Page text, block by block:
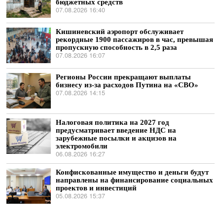
07.08.2026 16:40
Кишиневский аэропорт обслуживает
рекордные 1900 пассажиров в час, превышая
пропускную способность в 2,5 раза
07.08.2026 16:07
Регионы России прекращают выплаты
бизнесу из-за расходов Путина на «СВО»
07.08.2026 14:15
Налоговая политика на 2027 год
предусматривает введение НДС на
зарубежные посылки и акцизов на
электромобили
06.08.2026 16:27
Конфискованные имущество и деньги будут
направлены на финансирование социальных
проектов и инвестиций
05.08.2026 15:37